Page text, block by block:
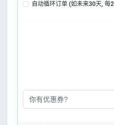
自动循环订单 (如未来30天, 每